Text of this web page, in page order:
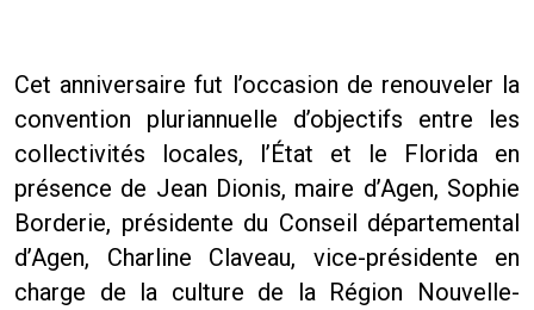
Cet anniversaire fut l’occasion de renouveler la
convention pluriannuelle d’objectifs entre les
collectivités locales, l’État et le Florida en
présence de Jean Dionis, maire d’Agen, Sophie
Borderie, présidente du Conseil départemental
d’Agen, Charline Claveau, vice-présidente en
charge de la culture de la Région Nouvelle-